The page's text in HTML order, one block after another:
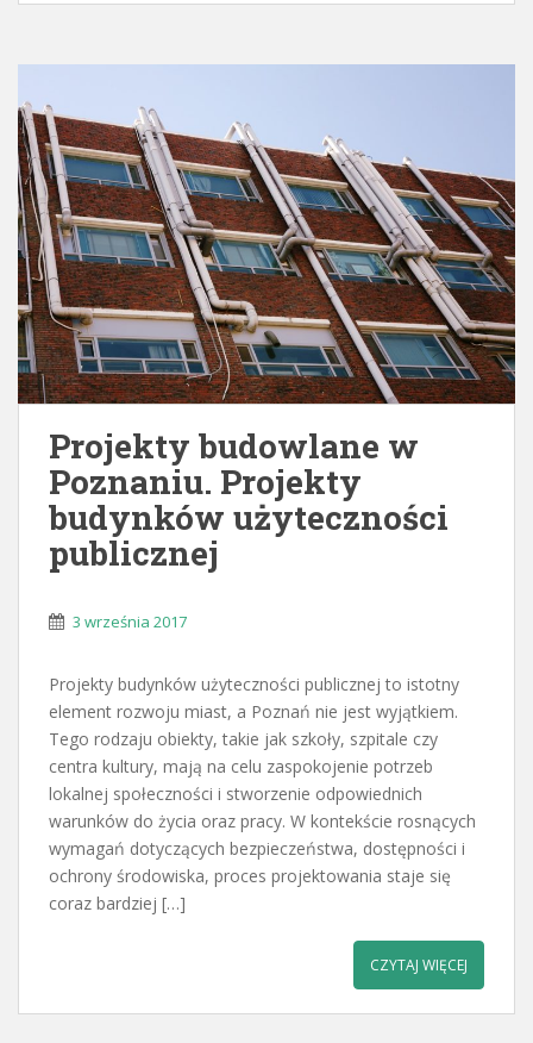
Projekty budowlane w
Poznaniu. Projekty
budynków użyteczności
publicznej
3 września 2017
Projekty budynków użyteczności publicznej to istotny
element rozwoju miast, a Poznań nie jest wyjątkiem.
Tego rodzaju obiekty, takie jak szkoły, szpitale czy
centra kultury, mają na celu zaspokojenie potrzeb
lokalnej społeczności i stworzenie odpowiednich
warunków do życia oraz pracy. W kontekście rosnących
wymagań dotyczących bezpieczeństwa, dostępności i
ochrony środowiska, proces projektowania staje się
coraz bardziej […]
CZYTAJ WIĘCEJ